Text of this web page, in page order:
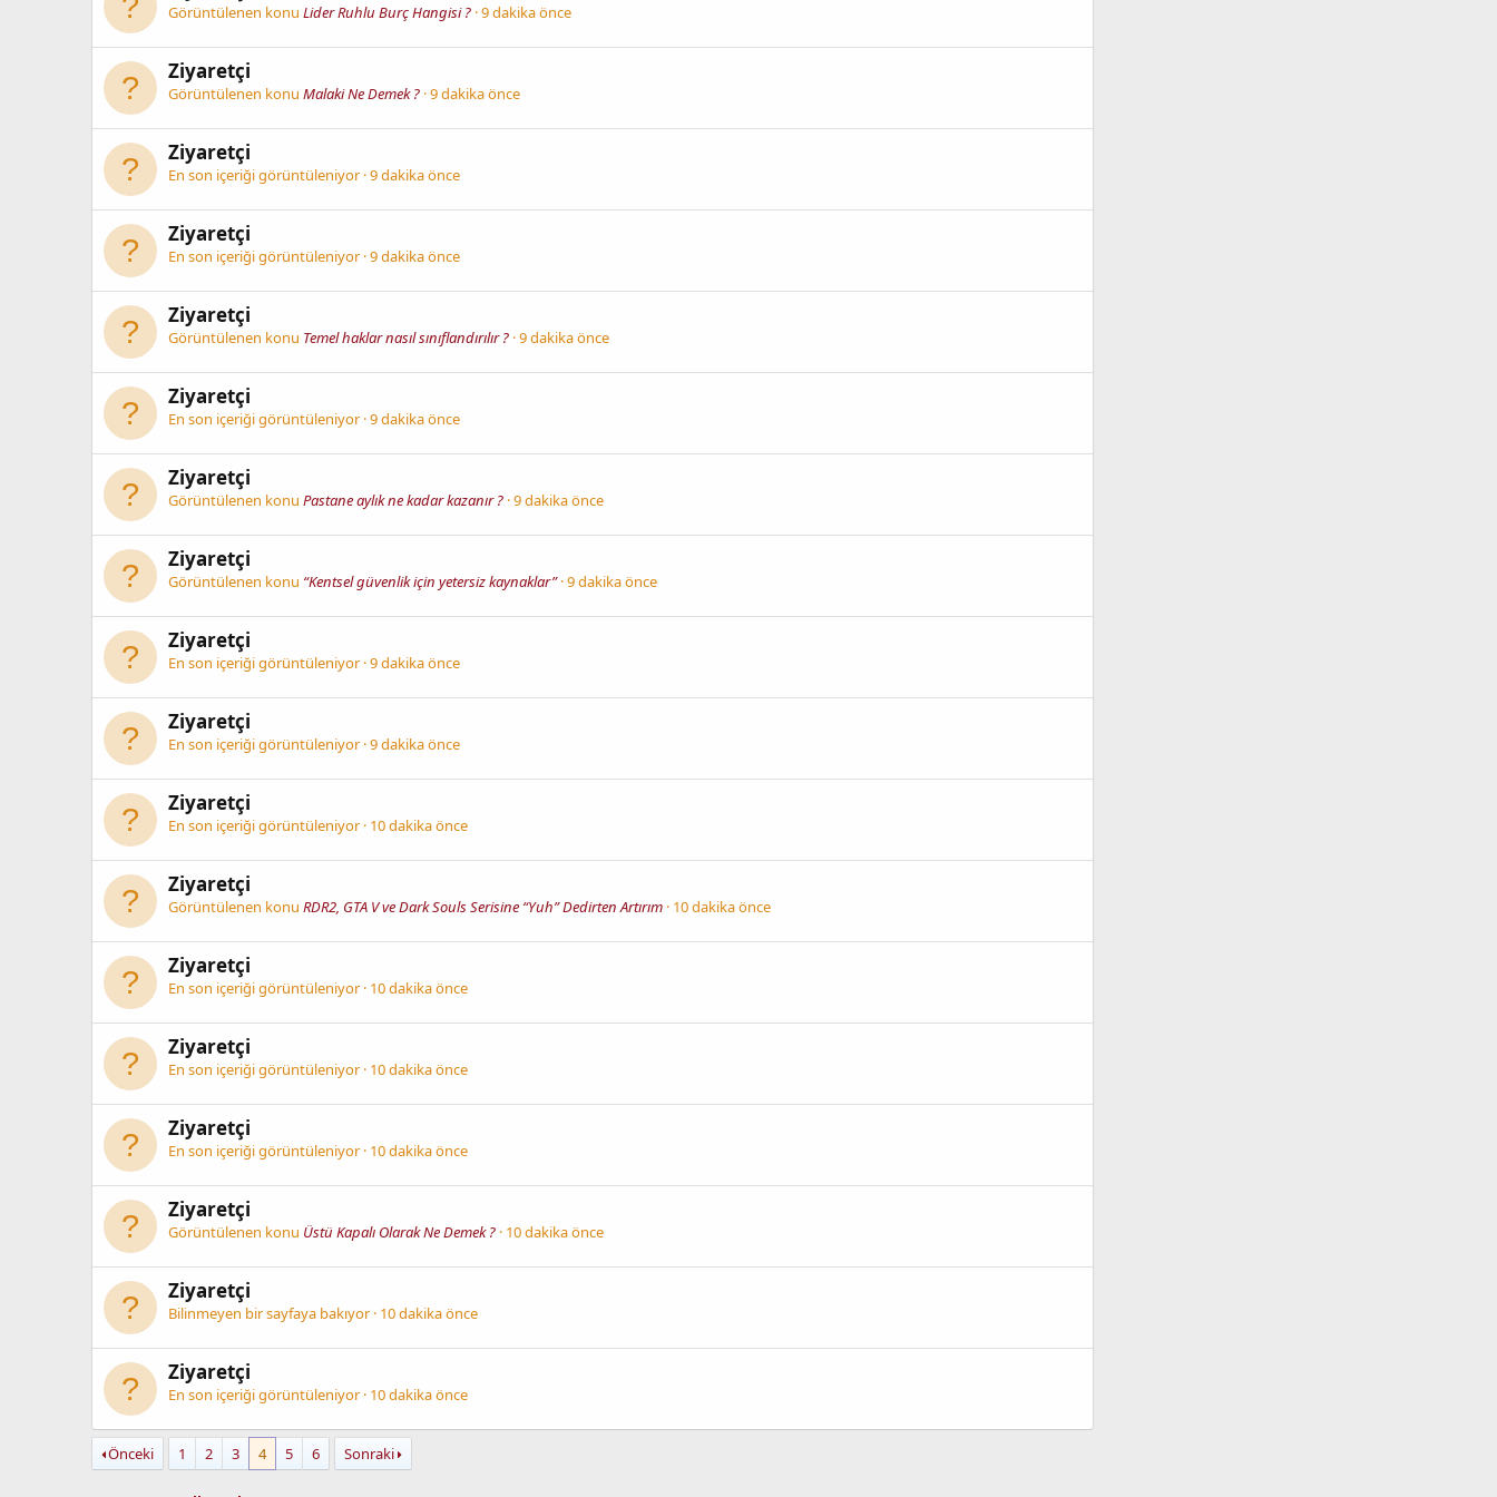
Görüntülenen konu Lider Ruhlu Burç Hangisi ? 9 dakika önce
Ziyaretçi
Görüntülenen konu Malaki Ne Demek ? 9 dakika önce
Ziyaretçi
En son içeriği görüntüleniyor 9 dakika önce
Ziyaretçi
En son içeriği görüntüleniyor 9 dakika önce
Ziyaretçi
Görüntülenen konu Temel haklar nasıl sınıflandırılır ? 9 dakika önce
Ziyaretçi
En son içeriği görüntüleniyor 9 dakika önce
Ziyaretçi
Görüntülenen konu Pastane aylık ne kadar kazanır ? 9 dakika önce
Ziyaretçi
Görüntülenen konu “Kentsel güvenlik için yetersiz kaynaklar” 9 dakika önce
Ziyaretçi
En son içeriği görüntüleniyor 9 dakika önce
Ziyaretçi
En son içeriği görüntüleniyor 9 dakika önce
Ziyaretçi
En son içeriği görüntüleniyor 10 dakika önce
Ziyaretçi
Görüntülenen konu RDR2, GTA V ve Dark Souls Serisine “Yuh” Dedirten Artırım 10 dakika önce
Ziyaretçi
En son içeriği görüntüleniyor 10 dakika önce
Ziyaretçi
En son içeriği görüntüleniyor 10 dakika önce
Ziyaretçi
En son içeriği görüntüleniyor 10 dakika önce
Ziyaretçi
Görüntülenen konu Üstü Kapalı Olarak Ne Demek ? 10 dakika önce
Ziyaretçi
Bilinmeyen bir sayfaya bakıyor 10 dakika önce
Ziyaretçi
En son içeriği görüntüleniyor 10 dakika önce
Önceki 1 2 3 4 5 6 Sonraki